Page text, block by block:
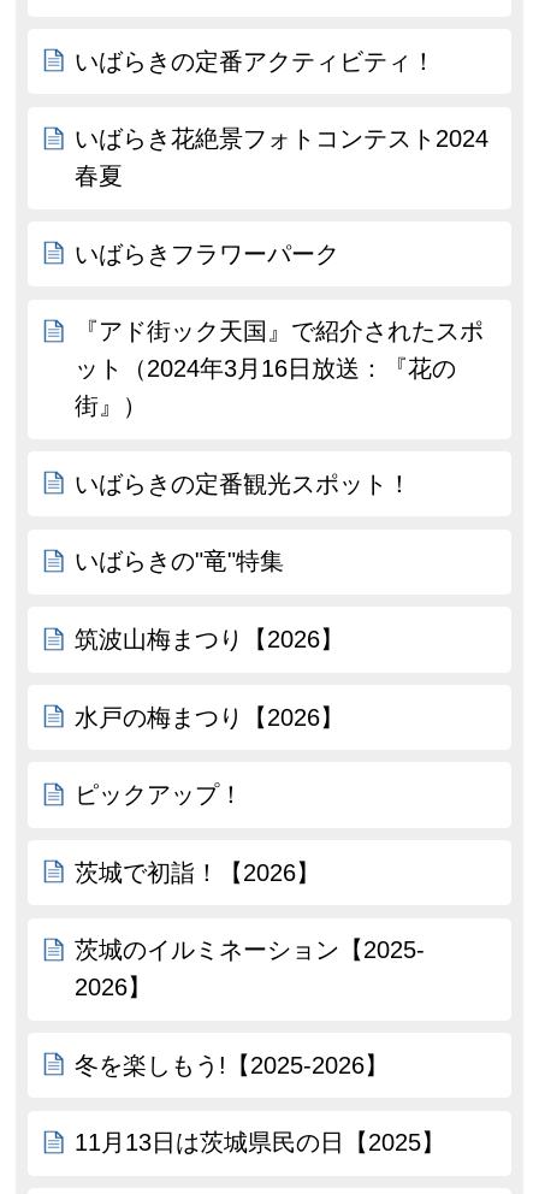
いばらきの定番アクティビティ！
いばらき花絶景フォトコンテスト2024
春夏
いばらきフラワーパーク
『アド街ック天国』で紹介されたスポ
ット（2024年3月16日放送：『花の
街』）
いばらきの定番観光スポット！
いばらきの"竜"特集
筑波山梅まつり【2026】
水戸の梅まつり【2026】
ピックアップ！
茨城で初詣！【2026】
茨城のイルミネーション【2025-
2026】
冬を楽しもう!【2025-2026】
11月13日は茨城県民の日【2025】